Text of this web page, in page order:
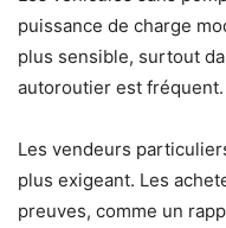
puissance de charge
plus sensible, surtout
autoroutier est fréquent.
Les vendeurs
plus exigeant. Les
preuves, comme un